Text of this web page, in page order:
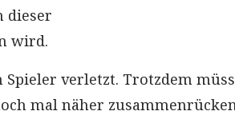
dieser
wird.
verletzt. Trotzdem
mal näher